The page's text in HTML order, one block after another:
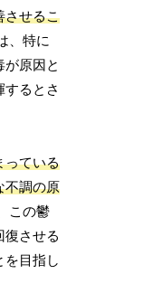
させるこ
、特に
原因と
するとさ
っている
不調の原
この鬱
復させる
を目指し